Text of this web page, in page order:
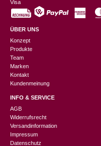
Visa
ÜBER UNS
Konzept
Produkte
Team
Marken
Kontakt
Kundenmeinung
INFO & SERVICE
AGB
Widerrufsrecht
Versandinformation
Impressum
Datenschutz